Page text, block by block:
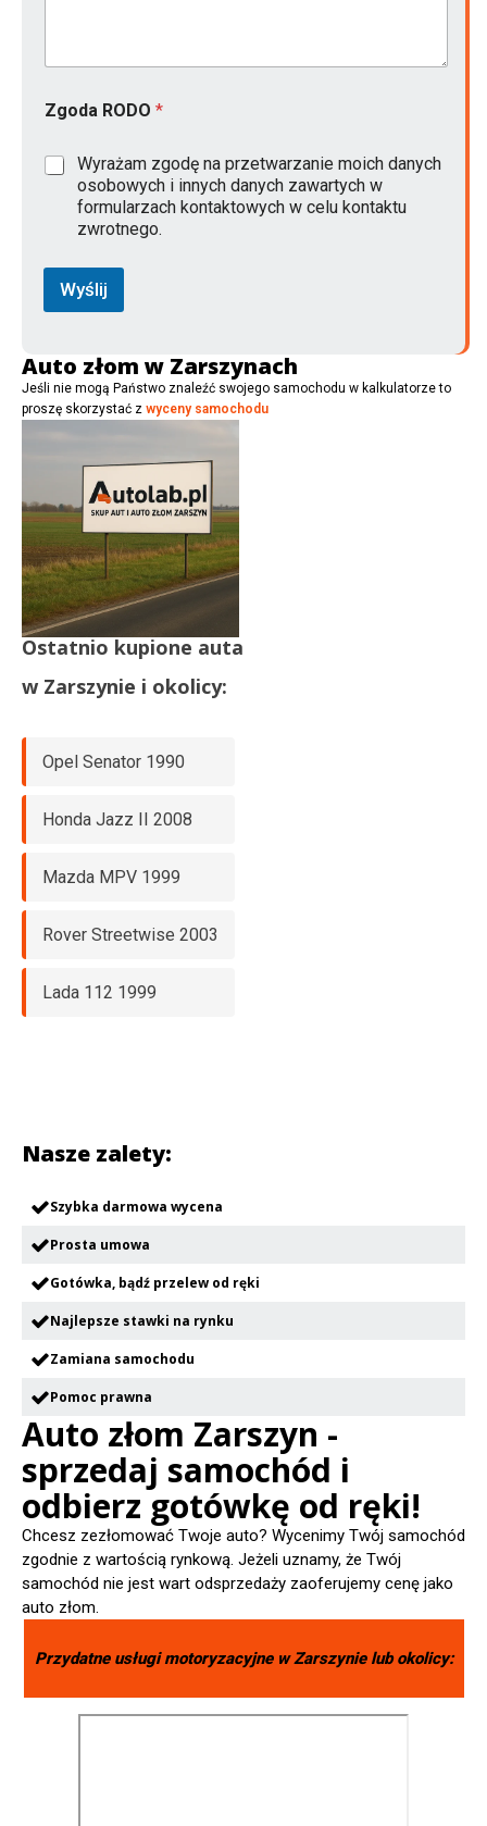
Zgoda RODO *
Wyrażam zgodę na przetwarzanie moich danych
osobowych i innych danych zawartych w
formularzach kontaktowych w celu kontaktu
zwrotnego.
Wyślij
Auto złom w Zarszynach
Jeśli nie mogą Państwo znaleźć swojego samochodu w kalkulatorze to
proszę skorzystać z wyceny samochodu
Ostatnio kupione auta
w Zarszynie i okolicy:
Opel Senator 1990
Honda Jazz II 2008
Mazda MPV 1999
Rover Streetwise 2003
Lada 112 1999
Nasze zalety:
Szybka darmowa wycena
Prosta umowa
Gotówka, bądź przelew od ręki
Najlepsze stawki na rynku
Zamiana samochodu
Pomoc prawna
Auto złom Zarszyn -
sprzedaj samochód i
odbierz gotówkę od ręki!
Chcesz zezłomować Twoje auto? Wycenimy Twój samochód
zgodnie z wartością rynkową. Jeżeli uznamy, że Twój
samochód nie jest wart odsprzedaży zaoferujemy cenę jako
auto złom.
Przydatne usługi motoryzacyjne wZarszynielub okolicy: